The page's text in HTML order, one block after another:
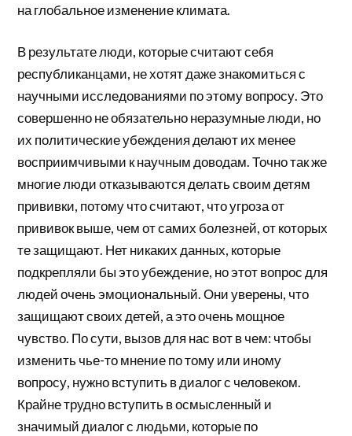
на глобальное изменение климата.
В результате люди, которые считают себя
республиканцами, не хотят даже знакомиться с
научными исследованиями по этому вопросу. Это
совершенно не обязательно неразумные люди, но
их политические убеждения делают их менее
восприимчивыми к научным доводам. Точно так же
многие люди отказываются делать своим детям
прививки, потому что считают, что угроза от
прививок выше, чем от самих болезней, от которых
те защищают. Нет никаких данных, которые
подкрепляли бы это убеждение, но этот вопрос для
людей очень эмоциональный. Они уверены, что
защищают своих детей, а это очень мощное
чувство. По сути, вызов для нас вот в чем: чтобы
изменить чье-то мнение по тому или иному
вопросу, нужно вступить в диалог с человеком.
Крайне трудно вступить в осмысленный и
значимый диалог с людьми, которые по